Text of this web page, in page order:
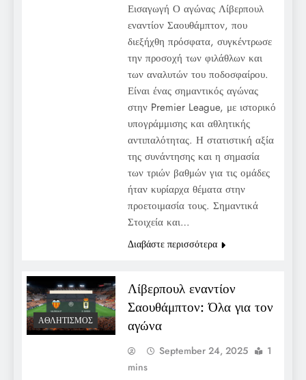
Εισαγωγή Ο αγώνας Λίβερπουλ
εναντίον Σαουθάμπτον, που
διεξήχθη πρόσφατα, συγκέντρωσε
την προσοχή των φιλάθλων και
των αναλυτών του ποδοσφαίρου.
Είναι ένας σημαντικός αγώνας
στην Premier League, με ιστορικό
υπογράμμισης και αθλητικής
αντιπαλότητας. Η στατιστική αξία
της συνάντησης και η σημασία
των τριών βαθμών για τις ομάδες
ήταν κυρίαρχα θέματα στην
προετοιμασία τους. Σημαντικά
Στοιχεία και…
Διαβάστε περισσότερα
ΑΘΛΗΤΙΣΜΌΣ
Λίβερπουλ εναντίον
Σαουθάμπτον: Όλα για τον
αγώνα
September 24, 2025
1
mins